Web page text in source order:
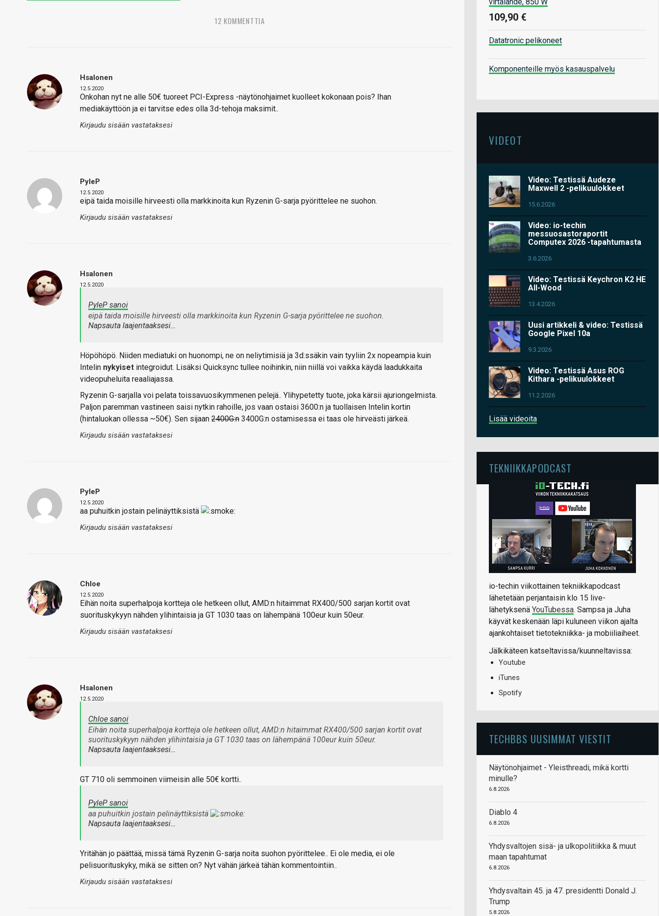
12 KOMMENTTIA
Hsalonen
12.5.2020
Onkohan nyt ne alle 50€ tuoreet PCI-Express -näytönohjaimet kuolleet kokonaan pois? Ihan
mediakäyttöön ja ei tarvitse edes olla 3d-tehoja maksimit..
Kirjaudu sisään vastataksesi
PyleP
12.5.2020
eipä taida moisille hirveesti olla markkinoita kun Ryzenin G-sarja pyörittelee ne suohon.
Kirjaudu sisään vastataksesi
Hsalonen
12.5.2020
PyleP sanoi
eipä taida moisille hirveesti olla markkinoita kun Ryzenin G-sarja pyörittelee ne suohon.
Napsauta laajentaaksesi…
Höpöhöpö. Niiden mediatuki on huonompi, ne on neliytimisiä ja 3d:ssäkin vain tyyliin 2x nopeampia kuin
Intelin nykyiset integroidut. Lisäksi Quicksync tullee noihinkin, niin niillä voi vaikka käydä laadukkaita
videopuheluita reaaliajassa.
Ryzenin G-sarjalla voi pelata toissavuosikymmenen pelejä.. Ylihypetetty tuote, joka kärsii ajuriongelmista.
Paljon paremman vastineen saisi nytkin rahoille, jos vaan ostaisi 3600:n ja tuollaisen Intelin kortin
(hintaluokan ollessa ~50€). Sen sijaan 2400G:n 3400G:n ostamisessa ei taas ole hirveästi järkeä.
Kirjaudu sisään vastataksesi
PyleP
12.5.2020
aa puhuitkin jostain pelinäyttiksistä
Kirjaudu sisään vastataksesi
Chloe
12.5.2020
Eihän noita superhalpoja kortteja ole hetkeen ollut, AMD:n hitaimmat RX400/500 sarjan kortit ovat
suorituskykyyn nähden ylihintaisia ja GT 1030 taas on lähempänä 100eur kuin 50eur.
Kirjaudu sisään vastataksesi
Hsalonen
12.5.2020
Chloe sanoi
Eihän noita superhalpoja kortteja ole hetkeen ollut, AMD:n hitaimmat RX400/500 sarjan kortit ovat
suorituskykyyn nähden ylihintaisia ja GT 1030 taas on lähempänä 100eur kuin 50eur.
Napsauta laajentaaksesi…
GT 710 oli semmoinen viimeisin alle 50€ kortti..
PyleP sanoi
aa puhuitkin jostain pelinäyttiksistä
Napsauta laajentaaksesi…
Yritähän jo päättää, missä tämä Ryzenin G-sarja noita suohon pyörittelee.. Ei ole media, ei ole
pelisuorituskyky, mikä se sitten on? Nyt vähän järkeä tähän kommentointiin..
Kirjaudu sisään vastataksesi
109,90 €
Datatronic pelikoneet
Komponenteille myös kasauspalvelu
VIDEOT
Video: Testissä Audeze
Maxwell 2 -pelikuulokkeet
15.6.2026
Video: io-techin
messuosastoraportit
Computex 2026 -tapahtumasta
3.6.2026
Video: Testissä Keychron K2 HE
All-Wood
13.4.2026
Uusi artikkeli & video: Testissä
Google Pixel 10a
9.3.2026
Video: Testissä Asus ROG
Kithara -pelikuulokkeet
11.2.2026
Lisää videoita
TEKNIIKKAPODCAST
io-techin viikottainen tekniikkapodcast
lähetetään perjantaisin klo 15 live-
lähetyksenä YouTubessa. Sampsa ja Juha
käyvät keskenään läpi kuluneen viikon ajalta
ajankohtaiset tietotekniikka- ja mobiiliaiheet.
Jälkikäteen katseltavissa/kuunneltavissa:
Youtube
iTunes
Spotify
TECHBBS UUSIMMAT VIESTIT
Näytönohjaimet - Yleisthreadi, mikä kortti
minulle?
6.8.2026
Diablo 4
6.8.2026
Yhdysvaltojen sisä- ja ulkopolitiikka & muut
maan tapahtumat
6.8.2026
Yhdysvaltain 45. ja 47. presidentti Donald J.
Trump
5.8.2026